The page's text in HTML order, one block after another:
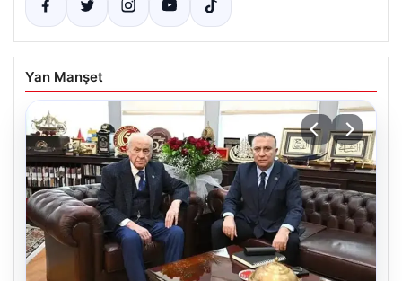
Yan Manşet